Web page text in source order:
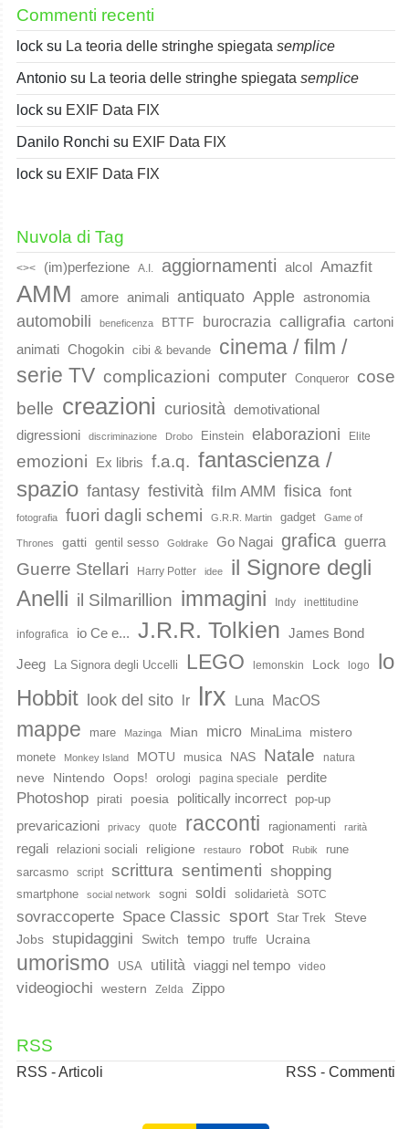
Commenti recenti
lock su La teoria delle stringhe spiegata semplice
Antonio su La teoria delle stringhe spiegata semplice
lock su EXIF Data FIX
Danilo Ronchi su EXIF Data FIX
lock su EXIF Data FIX
Nuvola di Tag
<>< (im)perfezione A.I. aggiornamenti alcol Amazfit
AMM amore animali antiquato Apple astronomia
automobili beneficenza BTTF burocrazia calligrafia cartoni
animati Chogokin cibi & bevande
cinema / film /
serie TV complicazioni computer Conqueror
cose
belle creazioni curiosità demotivational
digressioni
discriminazione Drobo Einstein elaborazioni Elite
emozioni Ex libris f.a.q. fantascienza /
spazio fantasy festività film AMM fisica font
fotografia fuori dagli schemi G.R.R. Martin gadget Game of
Thrones gatti gentil sesso Goldrake Go Nagai grafica guerra
Guerre Stellari Harry Potter idee
il Signore degli
Anelli il Silmarillion immagini Indy inettitudine
infografica io Ce e... J.R.R. Tolkien James Bond
Jeeg La Signora degli Uccelli LEGO lemonskin Lock logo
lo
Hobbit
look del sito lr lrx Luna MacOS
mappe mare Mazinga Mian micro MinaLima mistero
monete Monkey Island MOTU musica NAS Natale natura
neve Nintendo Oops! orologi pagina speciale perdite
Photoshop pirati poesia politically incorrect pop-up
prevaricazioni privacy quote racconti ragionamenti rarità
regali relazioni sociali religione restauro robot Rubik
rune
sarcasmo
script scrittura sentimenti shopping
smartphone social network sogni soldi solidarietà SOTC
sovraccoperte Space Classic sport Star Trek
Steve
Jobs stupidaggini Switch tempo truffe Ucraina
umorismo USA utilità viaggi nel tempo video
videogiochi western Zelda Zippo
RSS
RSS - Articoli RSS - Commenti